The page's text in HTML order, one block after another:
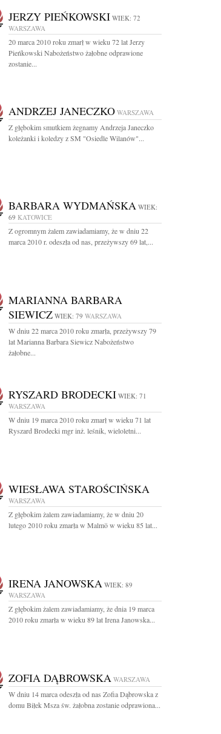
JERZY PIEŃKOWSKI WIEK: 72
WARSZAWA
20 marca 2010 roku zmarł w wieku 72 lat Jerzy
Pieńkowski Nabożeństwo żałobne odprawione
zostanie...
ANDRZEJ JANECZKO WARSZAWA
Z głębokim smutkiem żegnamy Andrzeja Janeczko
koleżanki i koledzy z SM "Osiedle Wilanów"...
BARBARA WYDMAŃSKA WIEK:
69 KATOWICE
Z ogromnym żalem zawiadamiamy, że w dniu 22
marca 2010 r. odeszła od nas, przeżywszy 69 lat,...
MARIANNA BARBARA
SIEWICZ WIEK: 79 WARSZAWA
W dniu 22 marca 2010 roku zmarła, przeżywszy 79
lat Marianna Barbara Siewicz Nabożeństwo
żałobne...
RYSZARD BRODECKI WIEK: 71
WARSZAWA
W dniu 19 marca 2010 roku zmarł w wieku 71 lat
Ryszard Brodecki mgr inż. leśnik, wieloletni...
WIESŁAWA STAROŚCIŃSKA
WARSZAWA
Z głębokim żalem zawiadamiamy, że w dniu 20
lutego 2010 roku zmarła w Malmö w wieku 85 lat...
IRENA JANOWSKA WIEK: 89
WARSZAWA
Z głębokim żalem zawiadamiamy, że dnia 19 marca
2010 roku zmarła w wieku 89 lat Irena Janowska...
ZOFIA DĄBROWSKA WARSZAWA
W dniu 14 marca odeszła od nas Zofia Dąbrowska z
domu Biłek Msza św. żałobna zostanie odprawiona...